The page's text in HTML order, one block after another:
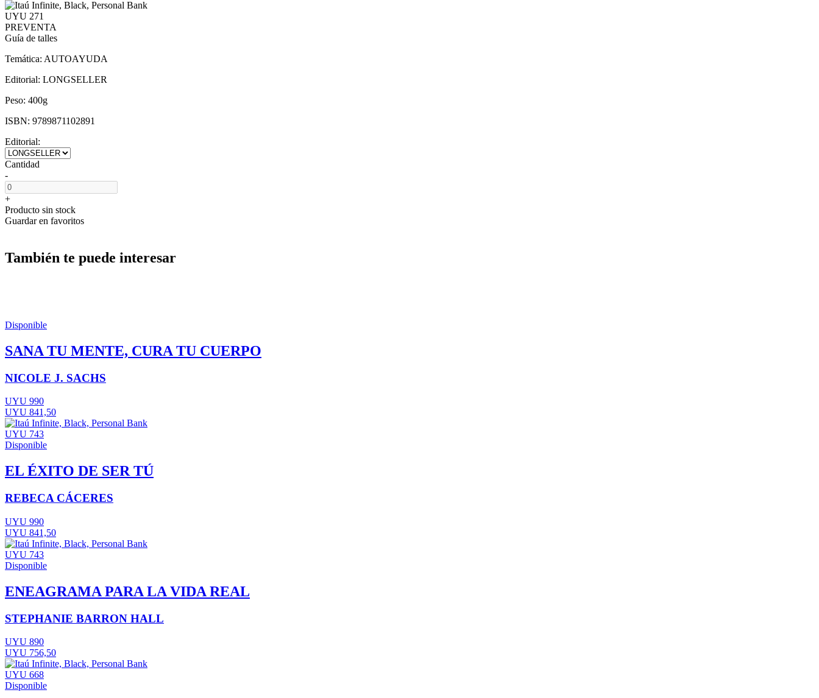
UYU 271
PREVENTA
Guía de talles
Temática: AUTOAYUDA
Editorial: LONGSELLER
Peso: 400g
ISBN: 9789871102891
Editorial:
Cantidad
-
+
Producto sin stock
Guardar en favoritos
También te puede interesar
Disponible
SANA TU MENTE, CURA TU CUERPO
NICOLE J. SACHS
UYU 990
UYU 841,50
UYU 743
Disponible
EL ÉXITO DE SER TÚ
REBECA CÁCERES
UYU 990
UYU 841,50
UYU 743
Disponible
ENEAGRAMA PARA LA VIDA REAL
STEPHANIE BARRON HALL
UYU 890
UYU 756,50
UYU 668
Disponible